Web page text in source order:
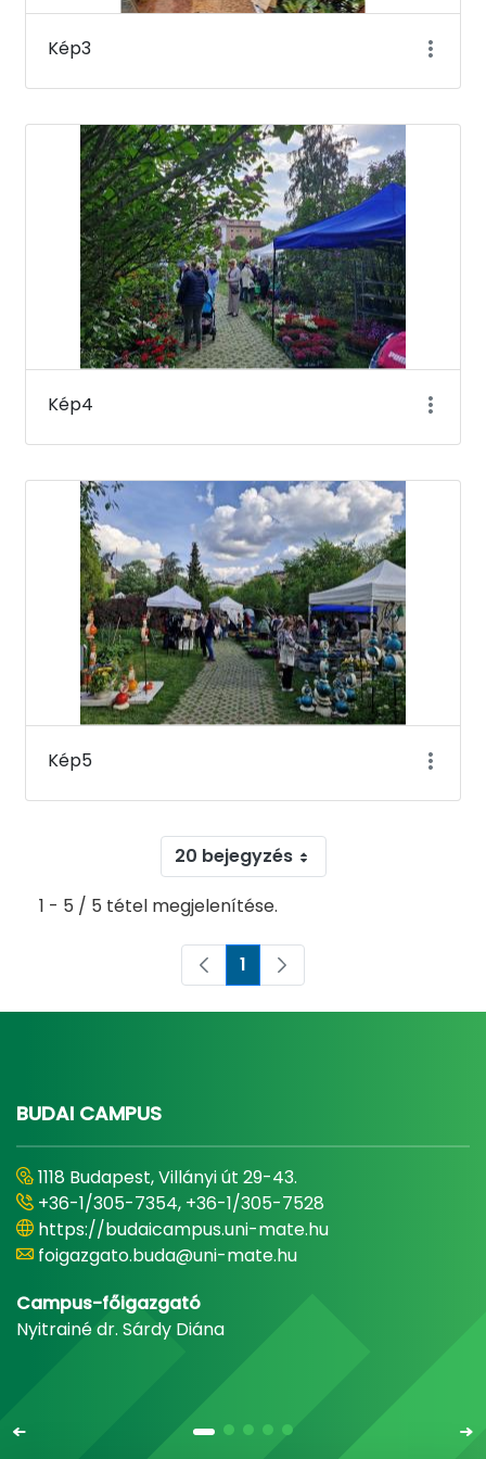
Kép3
Kép4
Kép5
20 bejegyzés
1 - 5 / 5 tétel megjelenítése.
Oldal
1
BUDAI CAMPUS
1118 Budapest, Villányi út 29-43.
+36-1/305-7354, +36-1/305-7528
https://budaicampus.uni-mate.hu
foigazgato.buda@uni-mate.hu
Campus-főigazgató
Nyitrainé dr. Sárdy Diána